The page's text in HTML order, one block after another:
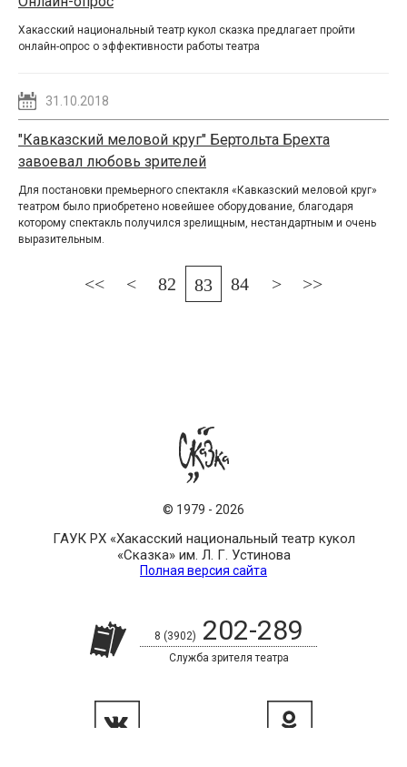
Хакасский национальный театр кукол сказка предлагает пройти
онлайн-опрос о эффективности работы театра
31.10.2018
"Кавказский меловой круг" Бертольта Брехта
завоевал любовь зрителей
Для постановки премьерного спектакля «Кавказский меловой круг»
театром было приобретено новейшее оборудование, благодаря
которому спектакль получился зрелищным, нестандартным и очень
выразительным.
<< < 82 83 84 > >>
© 1979 - 2026
ГАУК РХ «Хакасский национальный театр кукол
«Сказка» им. Л. Г. Устинова
Полная версия сайта
8 (3902) 202-289
Служба зрителя театра